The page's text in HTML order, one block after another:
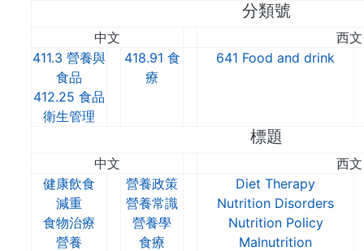
分類號
中文
西文
411.3 營養與
食品
412.25 食品
衛生管理
418.91 食
療
641 Food and drink
標題
中文
西文
健康飲食
減重
食物治療
營養
營養政策
營養常識
營養學
食療
Diet Therapy
Nutrition Disorders
Nutrition Policy
Malnutrition